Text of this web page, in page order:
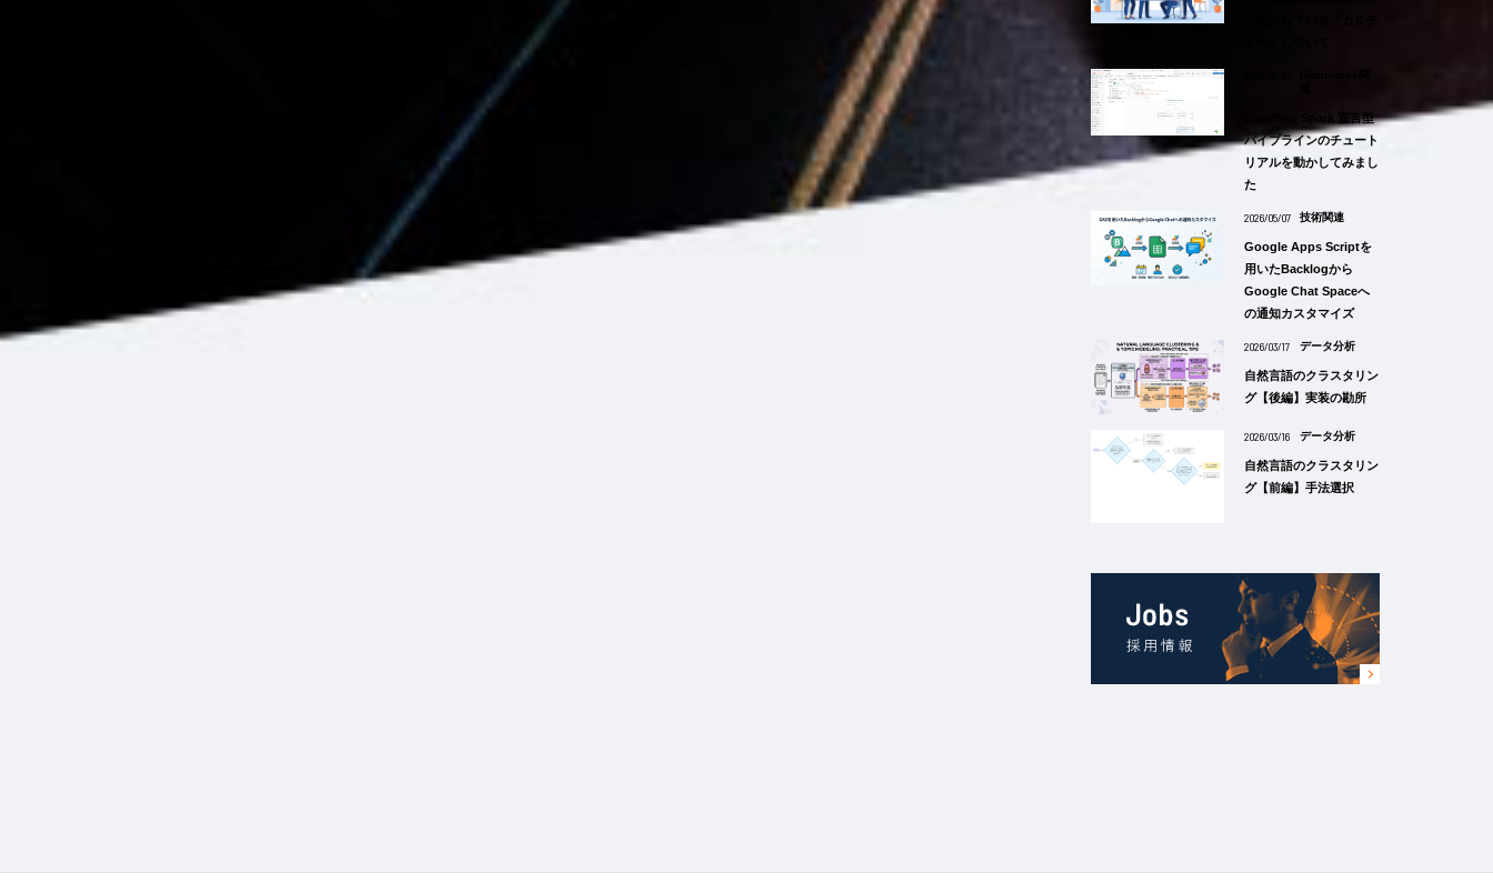
Lakeflow Spark 宣言型
パイプラインのチュート
リアルを動かしてみまし
た
2026/05/07 技術関連
Google Apps Scriptを
用いたBacklogから
Google Chat Spaceへ
の通知カスタマイズ
2026/03/17 データ分析
自然言語のクラスタリン
グ【後編】実装の勘所
2026/03/16 データ分析
自然言語のクラスタリン
グ【前編】手法選択